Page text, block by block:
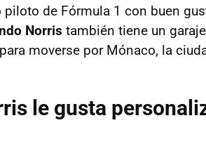
piloto de Fórmula 1 con buen
Norris también tiene un
moverse por Mónaco, la
le gusta